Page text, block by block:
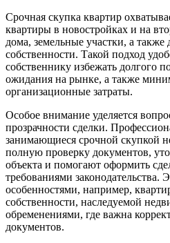
Срочная скупка квартир
квартиры в новостройках и на
дома, земельные участки, а также
собственности. Такой подход
собственнику избежать долгого
ожидания на рынке, а также
организационные затраты.
Особое внимание уделяется
прозрачности сделки.
занимающиеся срочной скупкой
полную проверку документов,
объекта и помогают оформить
требованиями законодательства.
особенностями, например,
собственности, наследуемой
обременениями, где важна
документов.